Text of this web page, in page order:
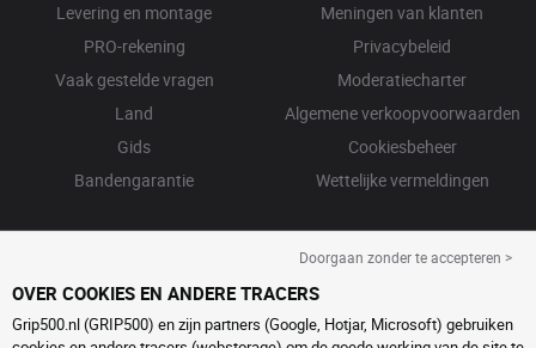
Levering en montage
PRO-rekening
Vaak gestelde vragen
Land
Gids
Bandengarantie
Meningen van klanten
Privacybeleid
Moderatiecharter
Algemene verkoopvoorwaarden
Cookiesbeheer
Wettelijke vermeldingen
Doorgaan zonder te accepteren >
OVER COOKIES EN ANDERE TRACERS
Grip500.nl (GRIP500) en zijn partners (Google, Hotjar, Microsoft) gebruiken